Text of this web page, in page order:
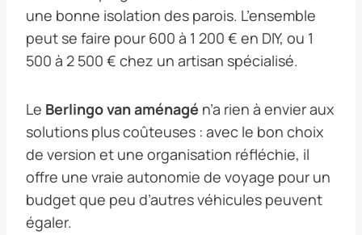
une bonne isolation des parois. L’ensemble
peut se faire pour 600 à 1 200 € en DIY, ou 1
500 à 2 500 € chez un artisan spécialisé.
Le Berlingo van aménagé n’a rien à envier aux
solutions plus coûteuses : avec le bon choix
de version et une organisation réfléchie, il
offre une vraie autonomie de voyage pour un
budget que peu d’autres véhicules peuvent
égaler.